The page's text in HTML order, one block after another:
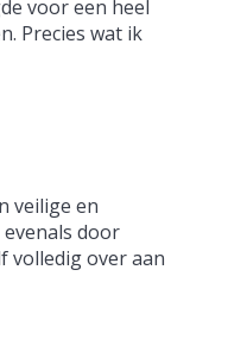
voor een heel
Precies wat ik
veilige en
door
volledig over aan